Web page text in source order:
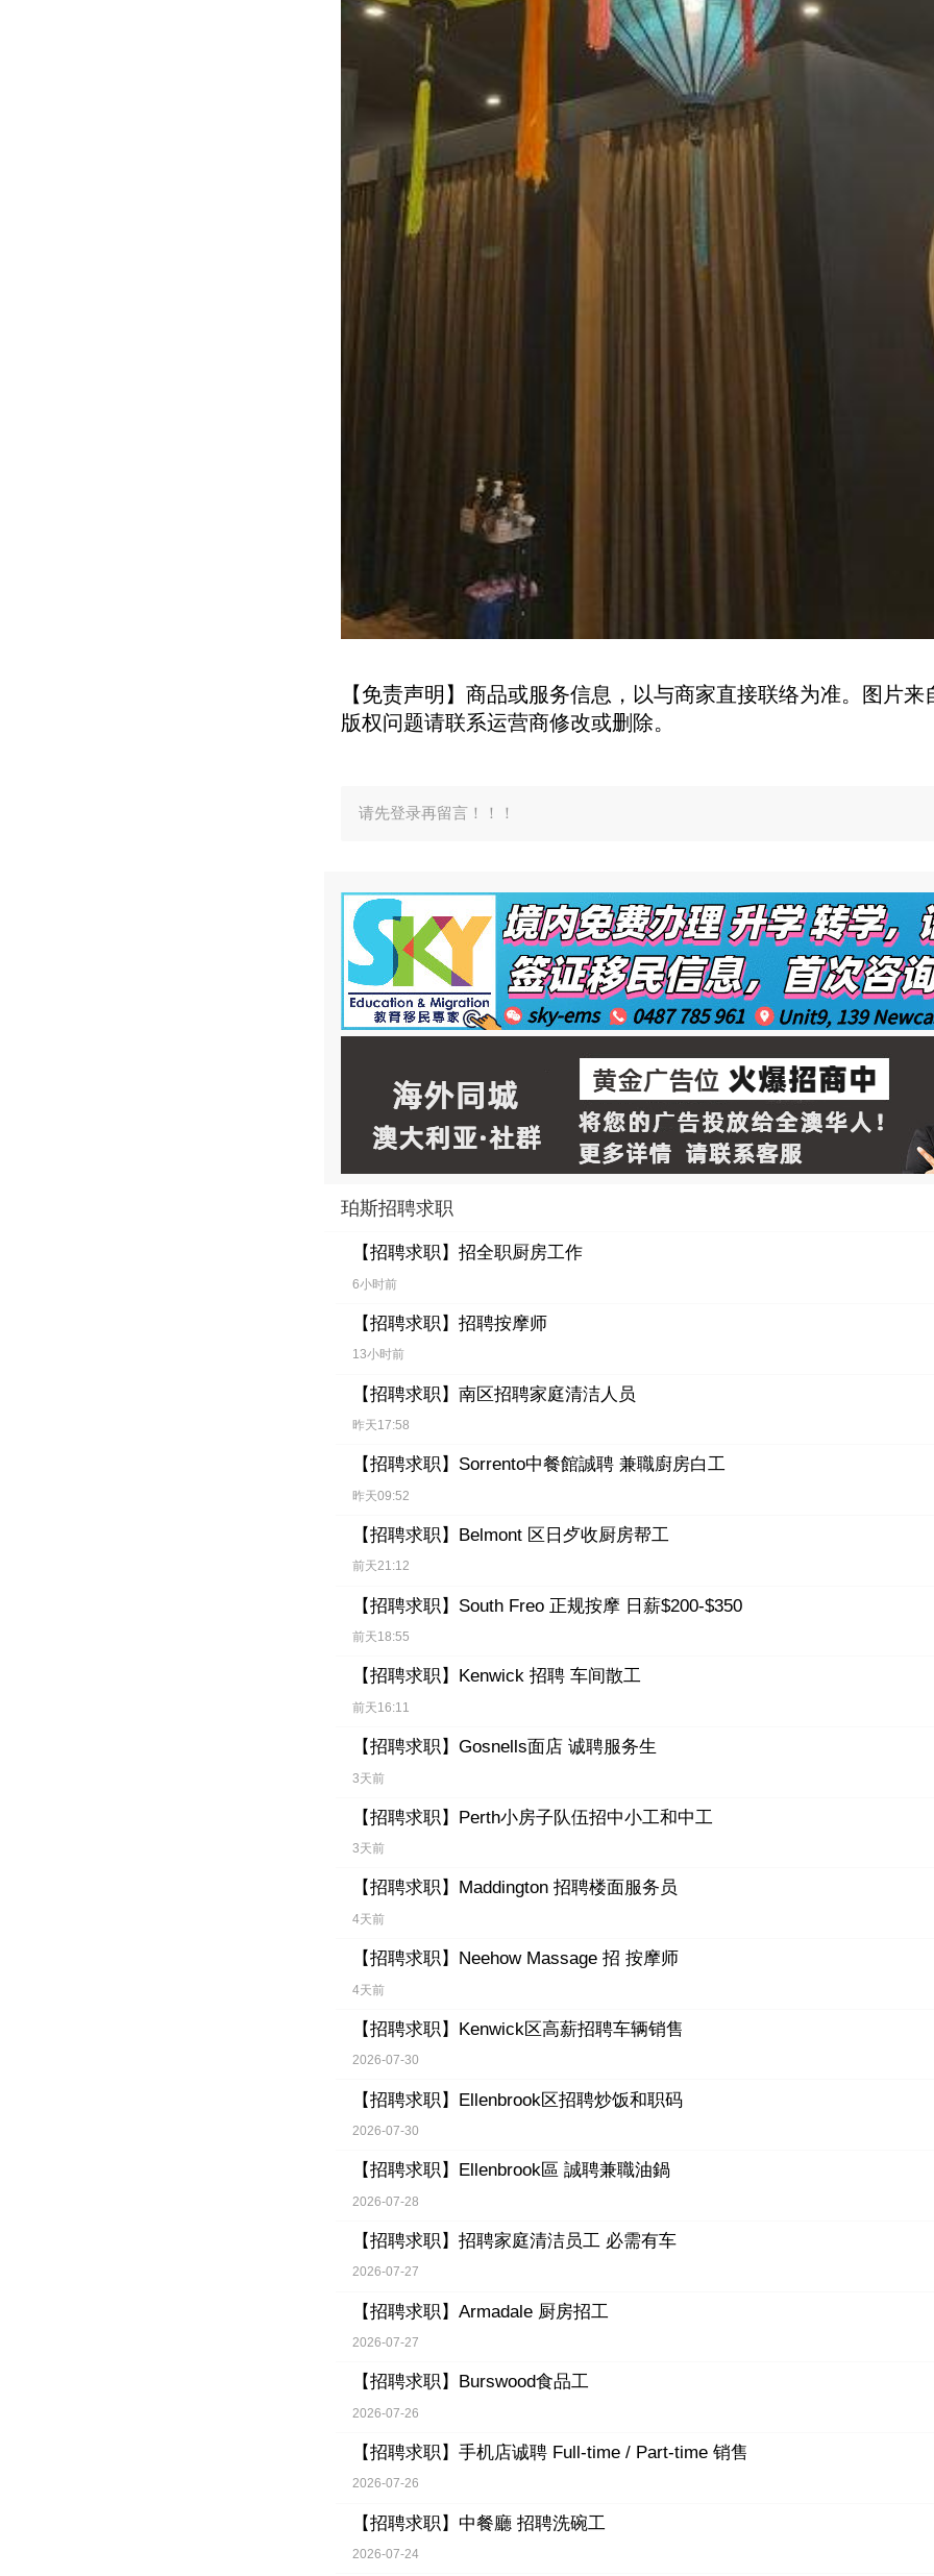
【免责声明】商品或服务信息，以与商家直接联络为准。图片来
版权问题请联系运营商修改或删除。
请先登录再留言！！！
珀斯招聘求职
【招聘求职】招全职厨房工作
6小时前
【招聘求职】招聘按摩师
13小时前
【招聘求职】南区招聘家庭清洁人员
昨天17:58
【招聘求职】 Sorrento中餐館誠聘 兼職廚房白工
昨天09:52
【招聘求职】 Belmont 区日歺收厨房帮工
前天21:12
【招聘求职】 South Freo 正规按摩 日薪$200-$350
前天18:55
【招聘求职】 Kenwick 招聘 车间散工
前天16:11
【招聘求职】Gosnells面店 诚聘服务生
3天前
【招聘求职】 Perth小房子队伍招中小工和中工
3天前
【招聘求职】 Maddington 招聘楼面服务员
4天前
【招聘求职】 Neehow Massage 招 按摩师
4天前
【招聘求职】 Kenwick区高薪招聘车辆销售
2026-07-30
【招聘求职】 Ellenbrook区招聘炒饭和职码
2026-07-30
【招聘求职】 Ellenbrook區 誠聘兼職油鍋
2026-07-28
【招聘求职】招聘家庭清洁员工 必需有车
2026-07-27
【招聘求职】Armadale 厨房招工
2026-07-27
【招聘求职】 Burswood食品工
2026-07-26
【招聘求职】手机店诚聘 Full-time / Part-time 销售
2026-07-26
【招聘求职】 中餐廳 招聘洗碗工
2026-07-24